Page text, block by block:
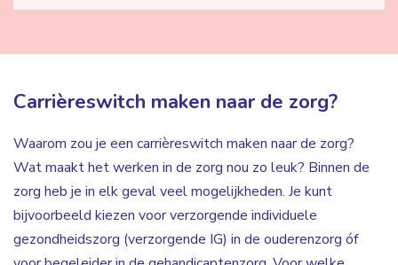
Carrièreswitch maken naar de zorg?
Waarom zou je een carrièreswitch maken naar de zorg?
Wat maakt het werken in de zorg nou zo leuk? Binnen de
zorg heb je in elk geval veel mogelijkheden. Je kunt
bijvoorbeeld kiezen voor verzorgende individuele
gezondheidszorg (verzorgende IG) in de ouderenzorg óf